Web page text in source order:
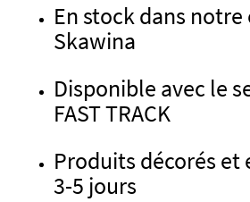
En stock dans
Skawina
Disponible avec le
FAST TRACK
Produits décorés et
3-5 jours